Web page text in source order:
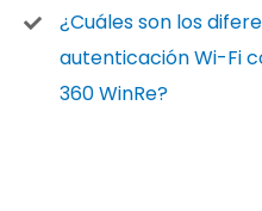
¿Cuáles son los
autenticación Wi-Fi
360 WinRe?